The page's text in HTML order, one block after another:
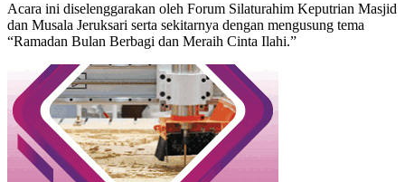
Acara ini diselenggarakan oleh Forum Silaturahim Keputrian Masjid
dan Musala Jeruksari serta sekitarnya dengan mengusung tema
“Ramadan Bulan Berbagi dan Meraih Cinta Ilahi.”